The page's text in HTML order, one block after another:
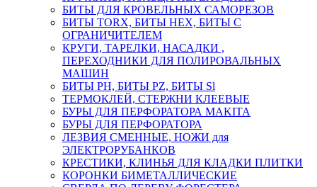
БИТЫ ДЛЯ КРОВЕЛЬНЫХ САМОРЕЗОВ
БИТЫ TORX, БИТЫ НЕХ, БИТЫ С
ОГРАНИЧИТЕЛЕМ
КРУГИ, ТАРЕЛКИ, НАСАДКИ ,
ПЕРЕХОДНИКИ ДЛЯ ПОЛИРОВАЛЬНЫХ
МАШИН
БИТЫ PH, БИТЫ PZ, БИТЫ Sl
ТЕРМОКЛЕЙ, СТЕРЖНИ КЛЕЕВЫЕ
БУРЫ ДЛЯ ПЕРФОРАТОРА MAKITA
БУРЫ ДЛЯ ПЕРФОРАТОРА
ЛЕЗВИЯ СМЕННЫЕ, НОЖИ для
ЭЛЕКТРОРУБАНКОВ
КРЕСТИКИ, КЛИНЬЯ ДЛЯ КЛАДКИ ПЛИТКИ
КОРОНКИ БИМЕТАЛЛИЧЕСКИЕ